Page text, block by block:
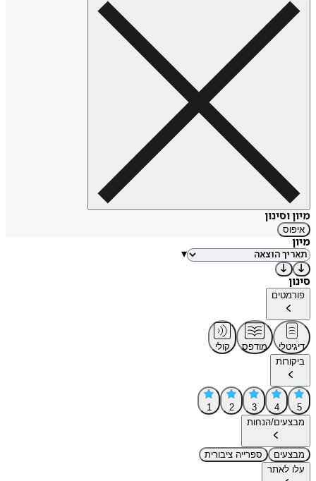
מיון וסינון
איפוס
מיון
▾
סינון
פורמטים
דיגיטלי מודפס
קולי
ביקורות
5
4
3
2
1
מבצעים/הנחות
מבצעים
ספרייה ציבורית
עלו לאתר